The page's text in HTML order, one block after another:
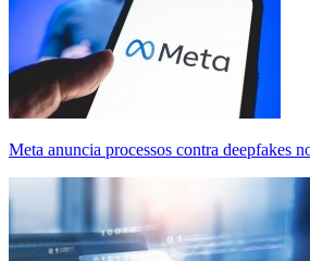
Meta anuncia processos contra deepfakes